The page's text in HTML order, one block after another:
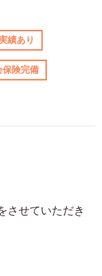
績あり
保険完備
させていただき